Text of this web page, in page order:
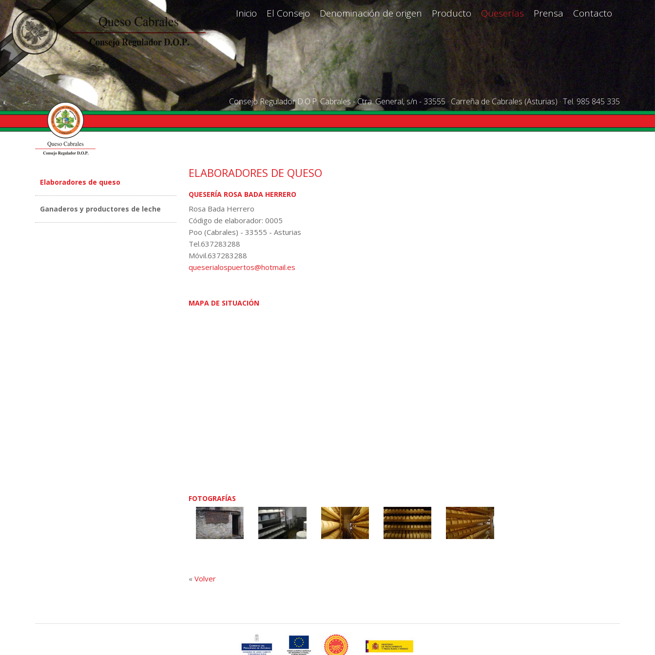
Inicio El Consejo Denominación de origen Producto Queserías Prensa Contacto
Consejo Regulador D.O.P. Cabrales - Ctra. General, s/n - 33555 · Carreña de Cabrales (Asturias) · Tel. 985 845 335
Elaboradores de queso
Ganaderos y productores de leche
ELABORADORES DE QUESO
QUESERÍA ROSA BADA HERRERO
Rosa Bada Herrero
Código de elaborador: 0005
Poo (Cabrales) - 33555 - Asturias
Tel.637283288
Móvil.637283288
queserialospuertos@hotmail.es
MAPA DE SITUACIÓN
FOTOGRAFÍAS
« Volver